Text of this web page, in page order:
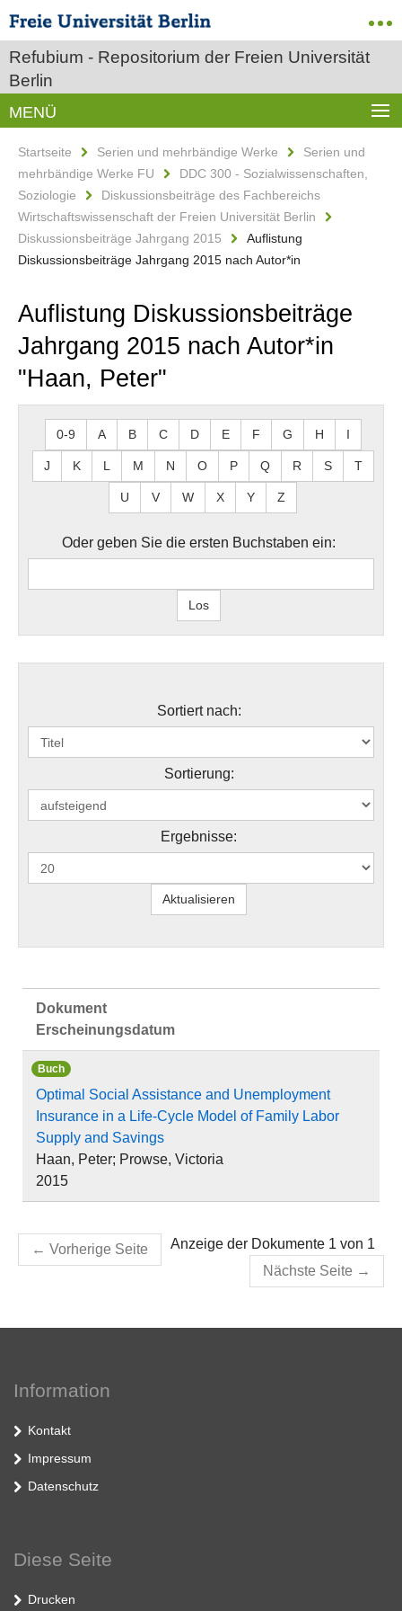
Refubium - Repositorium der Freien Universität
Berlin
MENÜ
Startseite Serien und mehrbändige Werke
Serien und
mehrbändige Werke FU
DDC 300 - Sozialwissenschaften,
Soziologie
Diskussionsbeiträge des Fachbereichs
Wirtschaftswissenschaft der Freien Universität Berlin
Diskussionsbeiträge Jahrgang 2015
Auflistung
Diskussionsbeiträge Jahrgang 2015 nach Autor*in
Auflistung Diskussionsbeiträge
Jahrgang 2015 nach Autor*in
"Haan, Peter"
0-9 A B C D E F G H I
J K L M N O P Q R S T
U V W X Y Z
Oder geben Sie die ersten Buchstaben ein:
Sortiert nach:
Sortierung:
Ergebnisse:
Dokument
Erscheinungsdatum
Buch
Optimal Social Assistance and Unemployment
Insurance in a Life-Cycle Model of Family Labor
Supply and Savings
Haan, Peter; Prowse, Victoria
2015
← Vorherige Seite
Anzeige der Dokumente 1 von 1
Nächste Seite →
Information
Kontakt
Impressum
Datenschutz
Diese Seite
Drucken